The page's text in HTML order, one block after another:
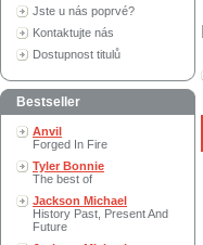
Jste u nás poprvé?
Kontaktujte nás
Dostupnost titulů
Bestseller
Anvil
Forged In Fire
Tyler Bonnie
The best of
Jackson Michael
History Past, Present And
Future